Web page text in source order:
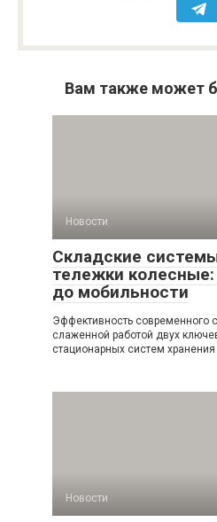
Вам также может
Новости
Складские
тележки
до мобильности
Эффективность современного
слаженной работой двух
стационарных систем
Новости